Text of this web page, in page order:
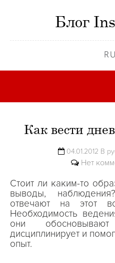
Блог
RU
Как вести
04.01.2012 В
Нет
Стоит ли каким-то
выводы,
отвечают на этот
Необходимость
они
дисциплинирует и
опыт.